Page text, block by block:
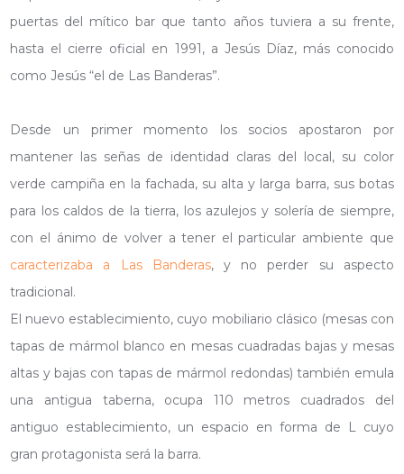
puertas del mítico bar que tanto años tuviera a su frente,
hasta el cierre oficial en 1991, a Jesús Díaz, más conocido
como Jesús “el de Las Banderas”.
Desde un primer momento los socios apostaron por
mantener las señas de identidad claras del local, su color
verde campiña en la fachada, su alta y larga barra, sus botas
para los caldos de la tierra, los azulejos y solería de siempre,
con el ánimo de volver a tener el particular ambiente que
caracterizaba a Las Banderas, y no perder su aspecto
tradicional.
El nuevo establecimiento, cuyo mobiliario clásico (mesas con
tapas de mármol blanco en mesas cuadradas bajas y mesas
altas y bajas con tapas de mármol redondas) también emula
una antigua taberna, ocupa 110 metros cuadrados del
antiguo establecimiento, un espacio en forma de L cuyo
gran protagonista será la barra.